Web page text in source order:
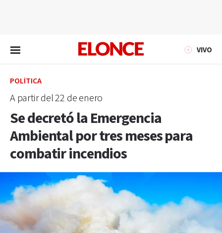
VIVO
POLÍTICA
A partir del 22 de enero
Se decretó la Emergencia
Ambiental por tres meses para
combatir incendios